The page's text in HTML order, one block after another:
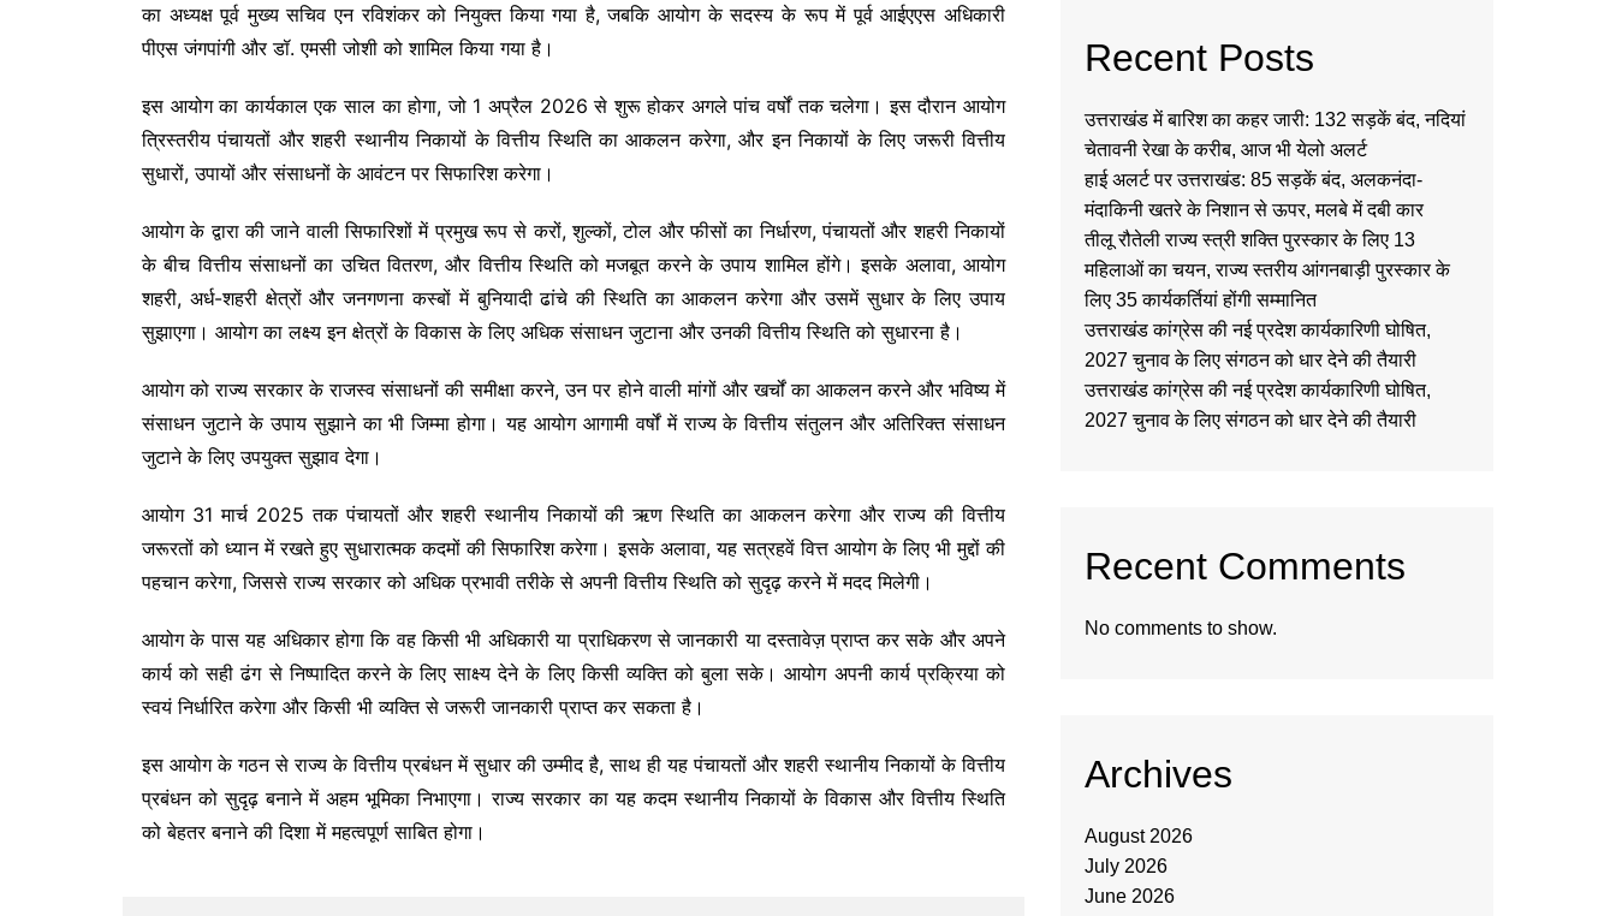
का अध्यक्ष पूर्व मुख्य सचिव एन रविशंकर को नियुक्त किया गया है, जबकि आयोग के सदस्य के रूप में पूर्व आईएएस अधिकारी
पीएस जंगपांगी और डॉ. एमसी जोशी को शामिल किया गया है।
इस आयोग का कार्यकाल एक साल का होगा, जो 1 अप्रैल 2026 से शुरू होकर अगले पांच वर्षों तक चलेगा। इस दौरान आयोग
त्रिस्तरीय पंचायतों और शहरी स्थानीय निकायों के वित्तीय स्थिति का आकलन करेगा, और इन निकायों के लिए जरूरी वित्तीय
सुधारों, उपायों और संसाधनों के आवंटन पर सिफारिश करेगा।
आयोग के द्वारा की जाने वाली सिफारिशों में प्रमुख रूप से करों, शुल्कों, टोल और फीसों का निर्धारण, पंचायतों और शहरी निकायों
के बीच वित्तीय संसाधनों का उचित वितरण, और वित्तीय स्थिति को मजबूत करने के उपाय शामिल होंगे। इसके अलावा, आयोग
शहरी, अर्ध-शहरी क्षेत्रों और जनगणना कस्बों में बुनियादी ढांचे की स्थिति का आकलन करेगा और उसमें सुधार के लिए उपाय
सुझाएगा। आयोग का लक्ष्य इन क्षेत्रों के विकास के लिए अधिक संसाधन जुटाना और उनकी वित्तीय स्थिति को सुधारना है।
आयोग को राज्य सरकार के राजस्व संसाधनों की समीक्षा करने, उन पर होने वाली मांगों और खर्चों का आकलन करने और भविष्य में
संसाधन जुटाने के उपाय सुझाने का भी जिम्मा होगा। यह आयोग आगामी वर्षों में राज्य के वित्तीय संतुलन और अतिरिक्त संसाधन
जुटाने के लिए उपयुक्त सुझाव देगा।
आयोग 31 मार्च 2025 तक पंचायतों और शहरी स्थानीय निकायों की ऋण स्थिति का आकलन करेगा और राज्य की वित्तीय
जरूरतों को ध्यान में रखते हुए सुधारात्मक कदमों की सिफारिश करेगा। इसके अलावा, यह सत्रहवें वित्त आयोग के लिए भी मुद्दों की
पहचान करेगा, जिससे राज्य सरकार को अधिक प्रभावी तरीके से अपनी वित्तीय स्थिति को सुदृढ़ करने में मदद मिलेगी।
आयोग के पास यह अधिकार होगा कि वह किसी भी अधिकारी या प्राधिकरण से जानकारी या दस्तावेज़ प्राप्त कर सके और अपने
कार्य को सही ढंग से निष्पादित करने के लिए साक्ष्य देने के लिए किसी व्यक्ति को बुला सके। आयोग अपनी कार्य प्रक्रिया को
स्वयं निर्धारित करेगा और किसी भी व्यक्ति से जरूरी जानकारी प्राप्त कर सकता है।
इस आयोग के गठन से राज्य के वित्तीय प्रबंधन में सुधार की उम्मीद है, साथ ही यह पंचायतों और शहरी स्थानीय निकायों के वित्तीय
प्रबंधन को सुदृढ़ बनाने में अहम भूमिका निभाएगा। राज्य सरकार का यह कदम स्थानीय निकायों के विकास और वित्तीय स्थिति
को बेहतर बनाने की दिशा में महत्वपूर्ण साबित होगा।
Recent Posts
उत्तराखंड में बारिश का कहर जारी: 132 सड़कें बंद, नदियां
चेतावनी रेखा के करीब, आज भी येलो अलर्ट
हाई अलर्ट पर उत्तराखंड: 85 सड़कें बंद, अलकनंदा-
मंदाकिनी खतरे के निशान से ऊपर, मलबे में दबी कार
तीलू रौतेली राज्य स्त्री शक्ति पुरस्कार के लिए 13
महिलाओं का चयन, राज्य स्तरीय आंगनबाड़ी पुरस्कार के
लिए 35 कार्यकर्तियां होंगी सम्मानित
उत्तराखंड कांग्रेस की नई प्रदेश कार्यकारिणी घोषित,
2027 चुनाव के लिए संगठन को धार देने की तैयारी
उत्तराखंड कांग्रेस की नई प्रदेश कार्यकारिणी घोषित,
2027 चुनाव के लिए संगठन को धार देने की तैयारी
Recent Comments
No comments to show.
Archives
August 2026
July 2026
June 2026